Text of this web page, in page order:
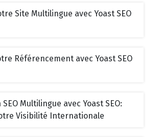
Site Multilingue avec Yoast SEO
Référencement avec Yoast SEO
Multilingue avec Yoast SEO:
Visibilité Internationale